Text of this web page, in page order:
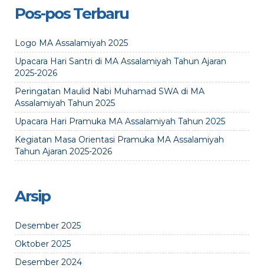
Pos-pos Terbaru
Logo MA Assalamiyah 2025
Upacara Hari Santri di MA Assalamiyah Tahun Ajaran
2025-2026
Peringatan Maulid Nabi Muhamad SWA di MA
Assalamiyah Tahun 2025
Upacara Hari Pramuka MA Assalamiyah Tahun 2025
Kegiatan Masa Orientasi Pramuka MA Assalamiyah
Tahun Ajaran 2025-2026
Arsip
Desember 2025
Oktober 2025
Desember 2024